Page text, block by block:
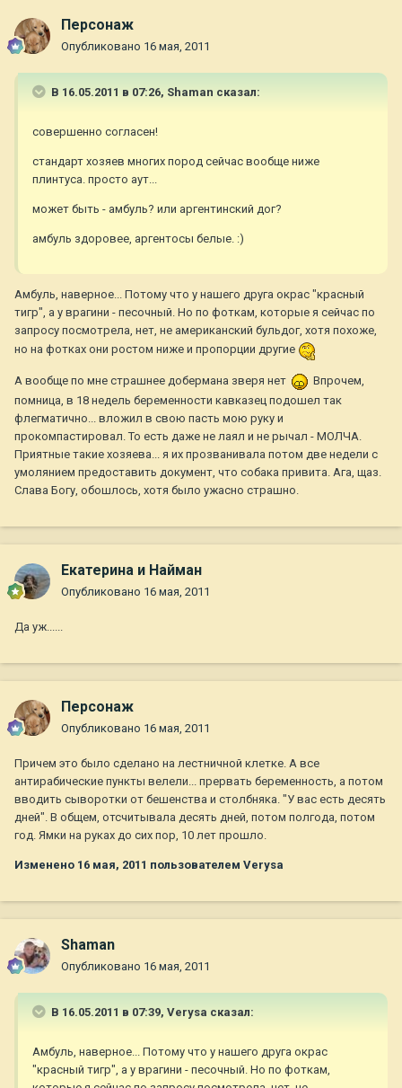
Персонаж
Опубликовано 16 мая, 2011
В 16.05.2011 в 07:26, Shaman сказал:
совершенно согласен!
стандарт хозяев многих пород сейчас вообще ниже
плинтуса. просто аут...
может быть - амбуль? или аргентинский дог?
амбуль здоровее, аргентосы белые. :)
Амбуль, наверное... Потому что у нашего друга окрас "красный
тигр", а у врагини - песочный. Но по фоткам, которые я сейчас по
запросу посмотрела, нет, не американский бульдог, хотя похоже,
но на фотках они ростом ниже и пропорции другие
А вообще по мне страшнее добермана зверя нет
Впрочем,
помница, в 18 недель беременности кавказец подошел так
флегматично... вложил в свою пасть мою руку и
прокомпастировал. То есть даже не лаял и не рычал - МОЛЧА.
Приятные такие хозяева... я их прозванивала потом две недели с
умолянием предоставить документ, что собака привита. Ага, щаз.
Слава Богу, обошлось, хотя было ужасно страшно.
Екатерина и Найман
Опубликовано 16 мая, 2011
Да уж......
Персонаж
Опубликовано 16 мая, 2011
Причем это было сделано на лестничной клетке. А все
антирабические пункты велели... прервать беременность, а потом
вводить сыворотки от бешенства и столбняка. "У вас есть десять
дней". В общем, отсчитывала десять дней, потом полгода, потом
год. Ямки на руках до сих пор, 10 лет прошло.
Изменено 16 мая, 2011 пользователем Verysa
Shaman
Опубликовано 16 мая, 2011
В 16.05.2011 в 07:39, Verysa сказал:
Амбуль, наверное... Потому что у нашего друга окрас
"красный тигр", а у врагини - песочный. Но по фоткам,